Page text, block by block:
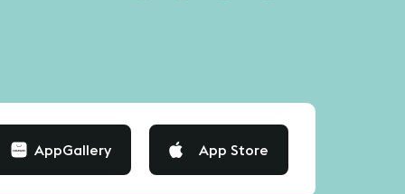
AppGallery App Store